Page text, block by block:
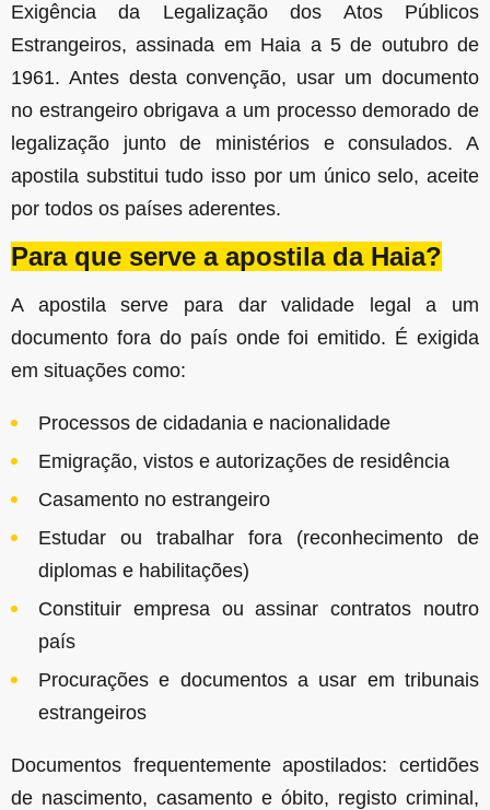
Exigência da Legalização dos Atos Públicos
Estrangeiros, assinada em Haia a 5 de outubro de
1961. Antes desta convenção, usar um documento
no estrangeiro obrigava a um processo demorado de
legalização junto de ministérios e consulados. A
apostila substitui tudo isso por um único selo, aceite
por todos os países aderentes.
Para que serve a apostila da Haia?
A apostila serve para dar validade legal a um
documento fora do país onde foi emitido. É exigida
em situações como:
Processos de cidadania e nacionalidade
Emigração, vistos e autorizações de residência
Casamento no estrangeiro
Estudar ou trabalhar fora (reconhecimento de
diplomas e habilitações)
Constituir empresa ou assinar contratos noutro
país
Procurações e documentos a usar em tribunais
estrangeiros
Documentos frequentemente apostilados: certidões
de nascimento, casamento e óbito, registo criminal,